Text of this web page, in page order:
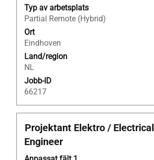
Typ av arbetsplats
Partial Remote (Hybrid)
Ort
Eindhoven
Land/region
NL
Jobb-ID
66217
allt
innehåll
i
jobbeskrivningen.
Titel
Projektant Elektro / Electrical
Engineer
Klicka
på
blankstegstangenten